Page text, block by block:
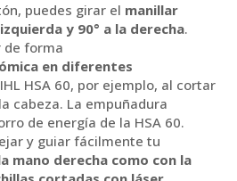
puedes girar el manillar
y 90° a la derecha.
de forma
en diferentes
HSA 60, por ejemplo, al cortar
cabeza. La empuñadura
de energía de la HSA 60.
y guiar fácilmente tu
mano derecha como con la